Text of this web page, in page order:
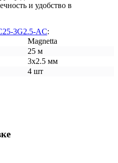
и удобство в
3G2.5-AC:
Magnetta
25 м
3x2.5 мм
4 шт